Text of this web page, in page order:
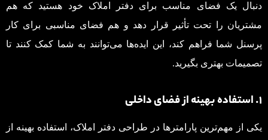
دنبال یک فضای مناسب برای دفتر املاک خود هستید که هم
مشتریان را تحت تأثیر قرار دهد و هم فضای مناسبی برای کار
پرسنل شما فراهم کند، این ایده‌ها می‌توانند به شما کمک کنند تا
تصمیمات بهتری بگیرید.
۱. استفاده بهینه از فضای داخلی
یکی از مهم‌ترین پارامترها در طراحی دفتر املاک، استفاده بهینه از